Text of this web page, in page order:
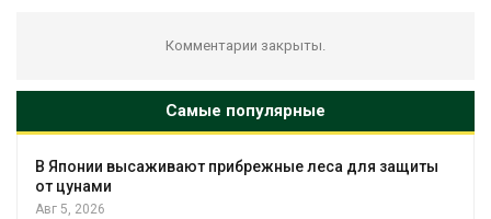
Комментарии закрыты.
Самые популярные
В Японии высаживают прибрежные леса для защиты
от цунами
Авг 5, 2026